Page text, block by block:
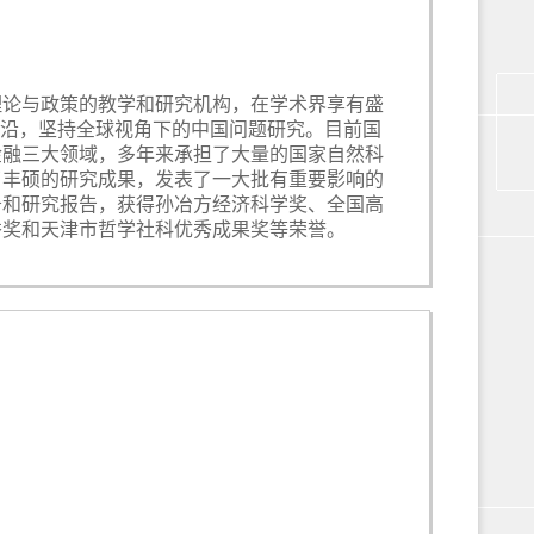
与政策的教学和研究机构，在学术界享有盛
，坚持全球视角下的中国问题研究。目前国
三大领域，多年来承担了大量的国家自然科
硕的研究成果，发表了一大批有重要影响的
研究报告，获得孙冶方经济科学奖、全国高
和天津市哲学社科优秀成果奖等荣誉。